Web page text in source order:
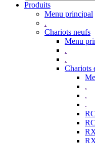
Produits
Menu principal
.
Chariots neufs
Menu
.
.
Chariots
.
.
.